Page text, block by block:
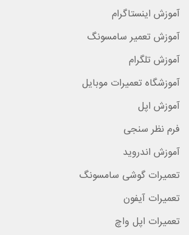
آموزش اینستاگرام
آموزش تعمیر سامسونگ
آموزش تلگرام
آموزشگاه تعمیرات موبایل
آموزش اپل
فرم نظر سنجی
آموزش اندروید
تعمیرات گوشی سامسونگ
تعمیرات آیفون
تعمیرات اپل واچ